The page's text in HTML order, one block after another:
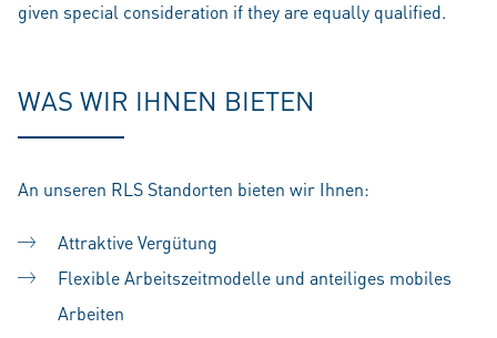
given special consideration if they are equally qualified.
WAS WIR IHNEN BIETEN
An unseren RLS Standorten bieten wir Ihnen:
Attraktive Vergütung
Flexible Arbeitszeitmodelle und anteiliges mobiles
Arbeiten